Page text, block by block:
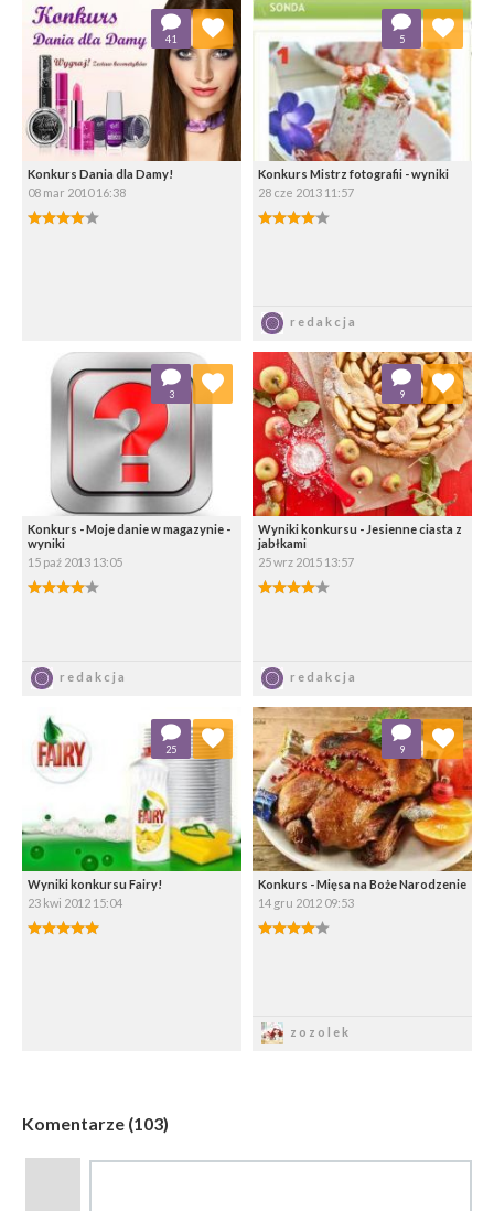
Konkurs Dania dla Damy!
08 mar 2010 16:38
4.00/5
41
Dodaj do ulubionych
Wybierz listę:
Konkurs Mistrz fotografii - wyniki
28 cze 2013 11:57
4.00/5
redakcja
5
Dodaj do ulubionych
Wybierz listę:
Konkurs - Moje danie w magazynie -
wyniki
15 paź 2013 13:05
4.00/5
redakcja
3
Dodaj do ulubionych
Wybierz listę:
Wyniki konkursu - Jesienne ciasta z
jabłkami
25 wrz 2015 13:57
4.00/5
redakcja
9
Dodaj do ulubionych
Wybierz listę:
Wyniki konkursu Fairy!
23 kwi 2012 15:04
5.00/5
25
Dodaj do ulubionych
Wybierz listę:
Konkurs - Mięsa na Boże Narodzenie
14 gru 2012 09:53
4.00/5
zozolek
9
Dodaj do ulubionych
Wybierz listę:
Komentarze (103)